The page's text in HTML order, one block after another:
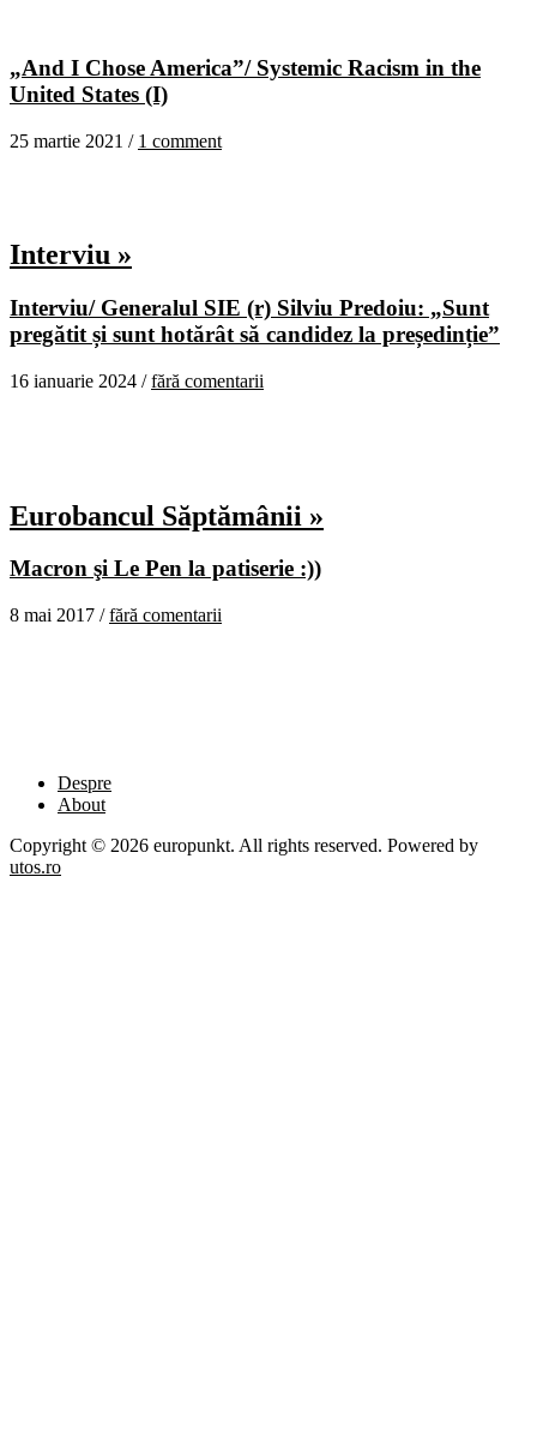
„And I Chose America”/ Systemic Racism in the
United States (I)
25 martie 2021 / 1 comment
Interviu »
Interviu/ Generalul SIE (r) Silviu Predoiu: „Sunt
pregătit și sunt hotărât să candidez la președinție”
16 ianuarie 2024 /fără comentarii
Eurobancul Săptămânii »
Macron şi Le Pen la patiserie :))
8 mai 2017 /fără comentarii
Despre
About
Copyright © 2026 europunkt. All rights reserved. Powered by
utos.ro